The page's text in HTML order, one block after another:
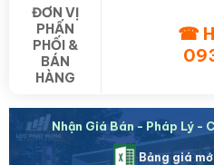
ĐƠN VỊ
PHẤN
PHỐI &
BÁN
HÀNG
☎
Nhận Giá Bán - Pháp Lý -
Bảng giá